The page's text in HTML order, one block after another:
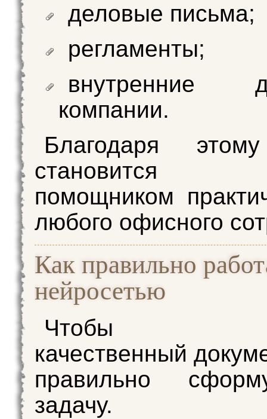
деловые письма;
регламенты;
внутренние
компании.
Благодаря
становится
помощником
любого офисного
Как правильно
нейросетью
Чтобы
качественный
правильно
задачу.